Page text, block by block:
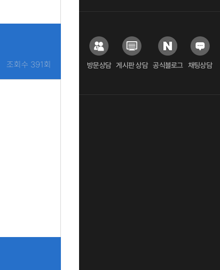
방문상담 게시판 상담 공식블로그 채팅상담
조회수 391회